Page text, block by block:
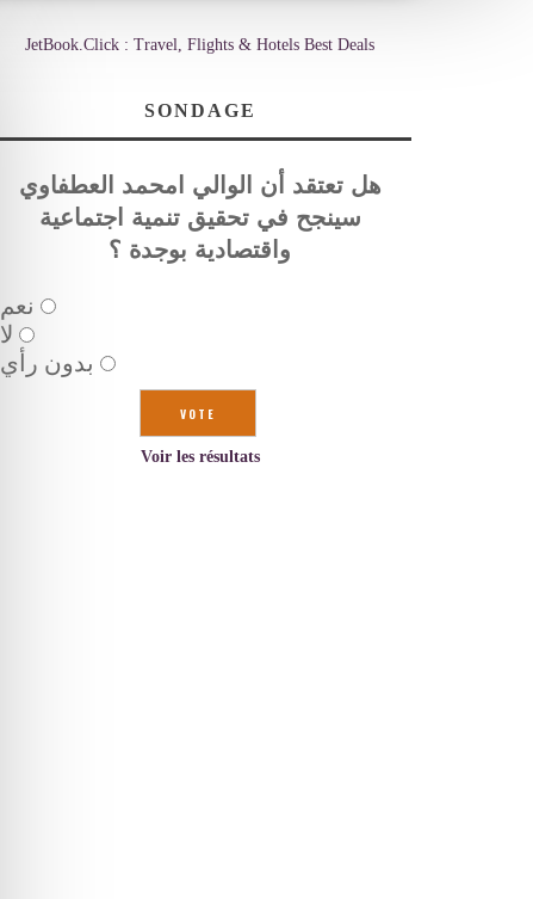
JetBook.Click : Travel, Flights & Hotels Best Deals
SONDAGE
هل تعتقد أن الوالي امحمد العطفاوي
سينجح في تحقيق تنمية اجتماعية
واقتصادية بوجدة ؟
نعم
لا
بدون رأي
Voir les résultats